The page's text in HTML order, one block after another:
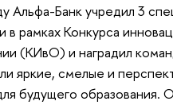
Альфа-Банк учредил 3
в рамках Конкурса
(КИвО) и наградил
яркие, смелые и
будущего образования.